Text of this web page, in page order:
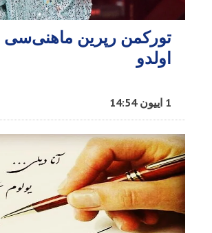
تورکمن رپرین ماهنی‌سی
اولدو
1 اییون 14:54